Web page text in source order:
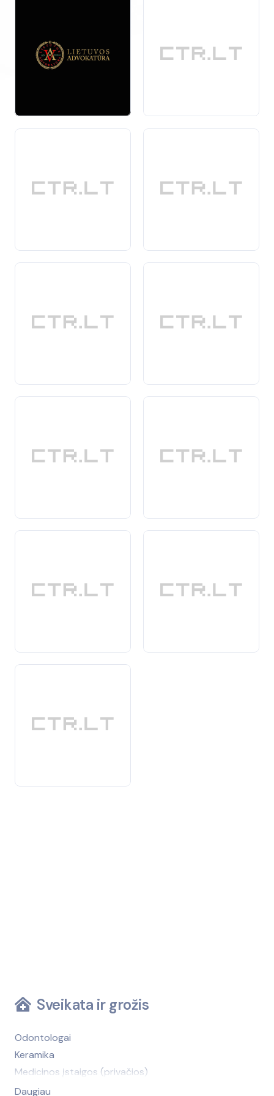
suteiks išsamias ataskaitas ir padės jums suprasti
visus turto aspektus, kurie gali turėti įtakos jūsų
padės užtikrinti sąžiningą ir sklandų skyrybų procesą.
kuriosspecializuojasišioje srityje ir gali suteikti jums
visą reikiamą pagalbą.
Sveikata ir grožis
Odontologai
Keramika
Medicinos įstaigos (privačios)
Medicinos įstaigos (viešosios)
Daugiau